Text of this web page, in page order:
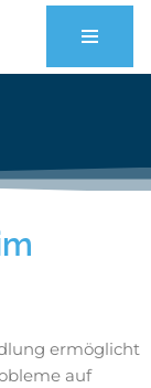
ermöglicht
auf